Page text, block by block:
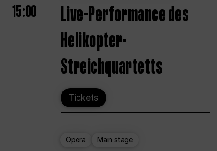
15:00
Live-Performance des
Helikopter-
Streichquartetts
Tickets
Opera Main stage